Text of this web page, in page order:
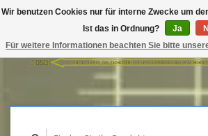
Wir benutzen Cookies nur für interne Zwecke um
Ist das in Ordnung?
Ja
Für weitere Informationen beachten Sie bitte